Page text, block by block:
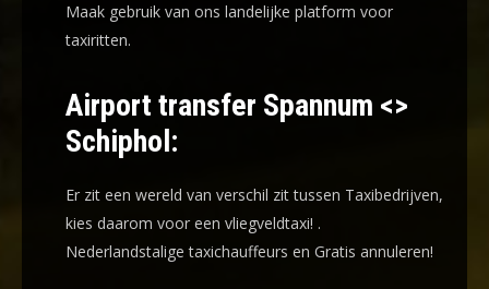
Maak gebruik van ons landelijke platform voor
taxiritten.
Airport transfer Spannum <>
Schiphol:
Er zit een wereld van verschil zit tussen Taxibedrijven,
kies daarom voor een vliegveldtaxi! .
Nederlandstalige taxichauffeurs en Gratis annuleren!